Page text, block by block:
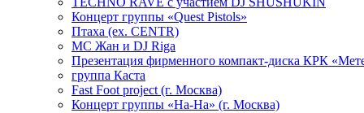
Концерт группы «Quest Pistols»
Птаха (ex. CENTR)
МС Жан и DJ Riga
Презентация фирменного компакт-диска КРК
группа Каста
Fast Foot project (г. Москва)
Концерт группы «На-На» (г. Москва)